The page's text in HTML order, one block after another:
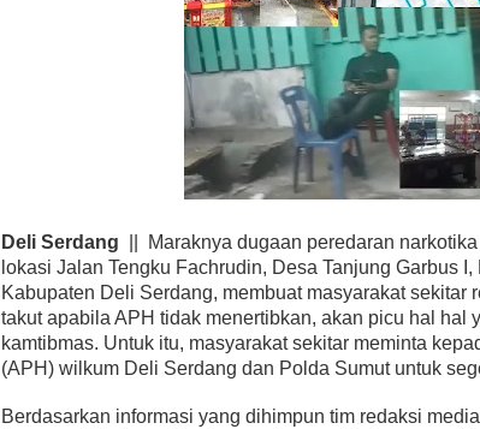
Deli Serdang || Maraknya dugaan peredaran
lokasi Jalan Tengku Fachrudin, Desa Tanjung Garbus
Kabupaten Deli Serdang, membuat masyarakat sekitar
takut apabila APH tidak menertibkan, akan picu hal hal
kamtibmas. Untuk itu, masyarakat sekitar meminta
(APH) wilkum Deli Serdang dan Polda Sumut untuk
Berdasarkan informasi yang dihimpun tim redaksi